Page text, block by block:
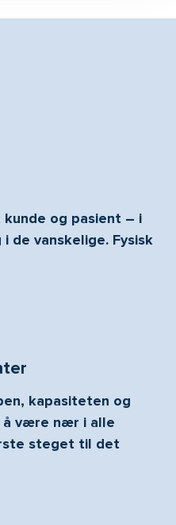
og pasient – i
de vanskelige. Fysisk
kapasiteten og
å være nær i alle
steget til det